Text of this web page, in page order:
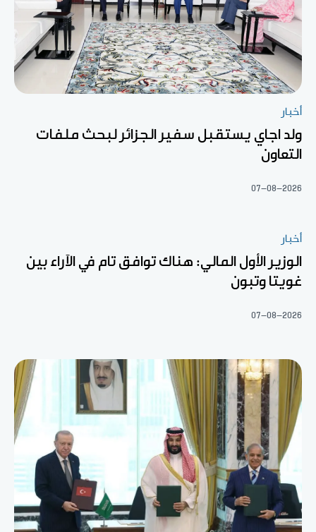
أخبار
ولد اجاي يستقبل سفير الجزائر لبحث ملفات
التعاون
07-08-2026
أخبار
الوزير الأول المالي: هناك توافق تام في الآراء بين
غويتا وتبون
07-08-2026